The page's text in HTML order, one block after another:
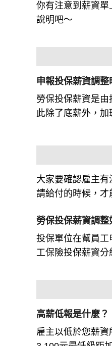
你有注意到薪資
說明吧～
申報投保薪資調整
勞保投保薪資是
此除了底薪外，加
大家要確認雇主
請給付的時候，才
勞保投保薪資調整
投保單位在幫員
工保險投保薪資分
高薪低報是什麼？
雇主以低於您薪